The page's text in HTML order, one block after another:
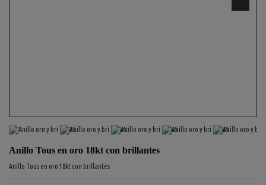
Anillo Tous en oro 18kt con brillantes
Anillo Tous en oro 18kt con brillantes